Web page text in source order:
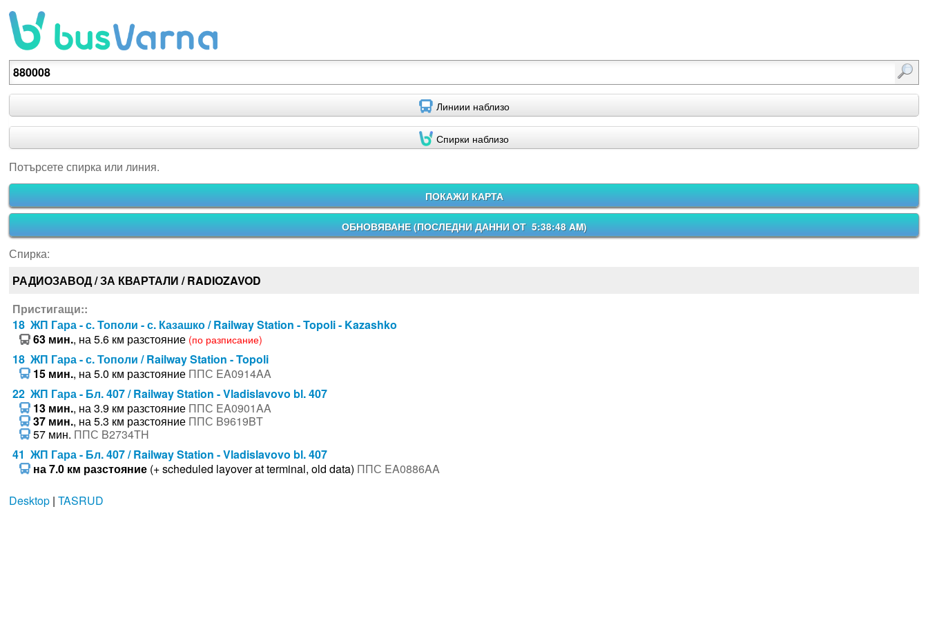
Потърсете спирка или линия.
Линиии наблизо
Спирки наблизо
Потърсете спирка или линия.
ПОКАЖИ КАРТА
ОБНОВЯВАНЕ (ПОСЛЕДНИ ДАННИ ОТ 5:38:48 AM)
Спирка:
РАДИОЗАВОД / ЗА КВАРТАЛИ / RADIOZAVOD
Пристигащи::
18 ЖП Гара - с. Тополи - с. Казашко / Railway Station - Topoli - Kazashko
63 мин., на 5.6 км разстояние (по разписание)
18 ЖП Гара - с. Тополи / Railway Station - Topoli
15 мин., на 5.0 км разстояние ППС EA0914AA
22 ЖП Гара - Бл. 407 / Railway Station - Vladislavovo bl. 407
13 мин., на 3.9 км разстояние ППС EA0901AA
37 мин., на 5.3 км разстояние ППС B9619BT
57 мин. ППС B2734TH
41 ЖП Гара - Бл. 407 / Railway Station - Vladislavovo bl. 407
на 7.0 км разстояние(+ scheduled layover at terminal, old data) ППС EA0886AA
Desktop| TASRUD